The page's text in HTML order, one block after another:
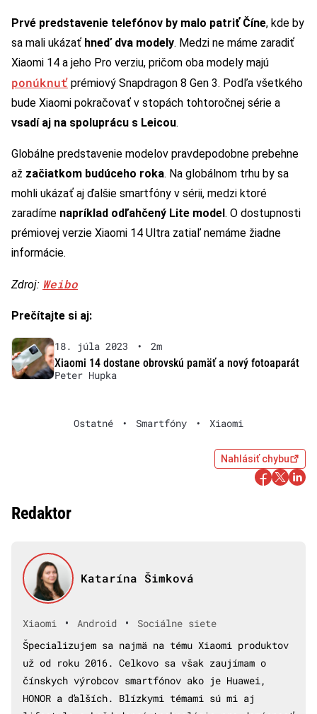
Prvé predstavenie telefónov by malo patriť Číne, kde by
sa mali ukázať hneď dva modely. Medzi ne máme zaradiť
Xiaomi 14 a jeho Pro verziu, pričom oba modely majú
ponúknuť prémiový Snapdragon 8 Gen 3. Podľa všetkého
bude Xiaomi pokračovať v stopách tohtoročnej série a
vsadí aj na spoluprácu s Leicou.
Globálne predstavenie modelov pravdepodobne prebehne
až začiatkom budúceho roka. Na globálnom trhu by sa
mohli ukázať aj ďalšie smartfóny v sérii, medzi ktoré
zaradíme napríklad odľahčený Lite model. O dostupnosti
prémiovej verzie Xiaomi 14 Ultra zatiaľ nemáme žiadne
informácie.
Zdroj: Weibo
Prečítajte si aj:
18. júla 2023 •
2m
Xiaomi 14 dostane obrovskú pamäť a nový fotoaparát
Peter Hupka
Ostatné • Smartfóny • Xiaomi
Nahlásiť chybu
Redaktor
Katarína Šimková
Xiaomi • Android •
Sociálne siete
Špecializujem sa najmä na tému Xiaomi produktov
už od roku 2016. Celkovo sa však zaujímam o
čínskych výrobcov smartfónov ako je Huawei,
HONOR a ďalších. Blízkymi témami sú mi aj